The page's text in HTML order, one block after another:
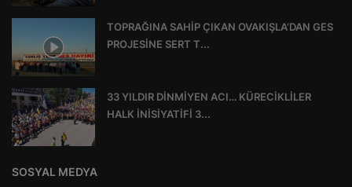
TOPRAĞINA SAHİP ÇIKAN OVAKIŞLA’DAN GES
PROJESİNE SERT T...
33 YILDIR DİNMİYEN ACI… KÜRECİKLİLER
HALK İNİSİYATİFİ 3...
SOSYAL MEDYA